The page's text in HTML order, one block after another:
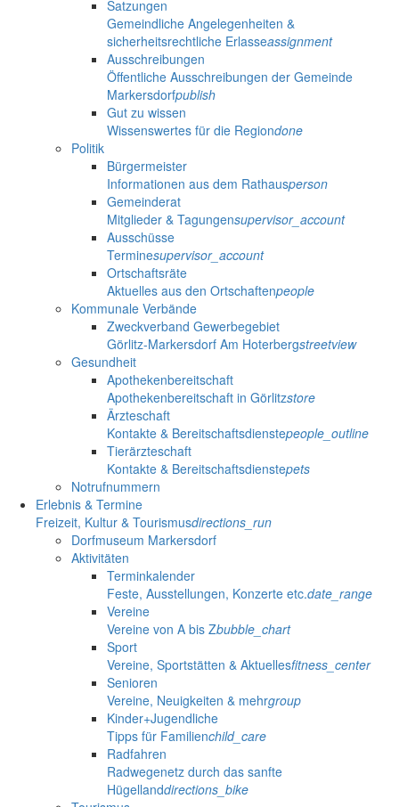
Satzungen
Gemeindliche Angelegenheiten &
sicherheitsrechtliche Erlasseassignment
Ausschreibungen
Öffentliche Ausschreibungen der Gemeinde
Markersdorfpublish
Gut zu wissen
Wissenswertes für die Regiondone
Politik
Bürgermeister
Informationen aus dem Rathausperson
Gemeinderat
Mitglieder & Tagungensupervisor_account
Ausschüsse
Terminesupervisor_account
Ortschaftsräte
Aktuelles aus den Ortschaftenpeople
Kommunale Verbände
Zweckverband Gewerbegebiet
Görlitz-Markersdorf Am Hoterbergstreetview
Gesundheit
Apothekenbereitschaft
Apothekenbereitschaft in Görlitzstore
Ärzteschaft
Kontakte & Bereitschaftsdienstepeople_outline
Tierärzteschaft
Kontakte & Bereitschaftsdienstepets
Notrufnummern
Erlebnis & Termine
Freizeit, Kultur & Tourismusdirections_run
Dorfmuseum Markersdorf
Aktivitäten
Terminkalender
Feste, Ausstellungen, Konzerte etc.date_range
Vereine
Vereine von A bis Zbubble_chart
Sport
Vereine, Sportstätten & Aktuellesfitness_center
Senioren
Vereine, Neuigkeiten & mehrgroup
Kinder+Jugendliche
Tipps für Familienchild_care
Radfahren
Radwegenetz durch das sanfte
Hügellanddirections_bike